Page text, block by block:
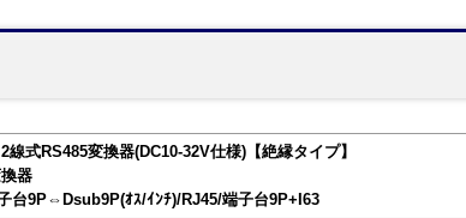
式RS485変換器(DC10-32V仕様)【絶縁タイプ】
器
台9P⇔Dsub9P(ｵｽ/ｲﾝﾁ)/RJ45/端子台9P+I63